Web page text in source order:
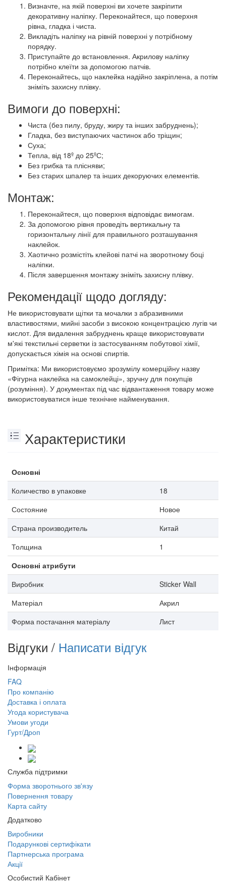
Визначте, на якій поверхні ви хочете закріпити
декоративну наліпку. Переконайтеся, що поверхня
рівна, гладка і чиста.
Викладіть наліпку на рівній поверхні у потрібному
порядку.
Приступайте до встановлення. Акрилову наліпку
потрібно клеїти за допомогою патчів.
Переконайтесь, що наклейка надійно закріплена, а потім
зніміть захисну плівку.
Вимоги до поверхні:
Чиста (без пилу, бруду, жиру та інших забруднень);
Гладка, без виступаючих частинок або тріщин;
Суха;
Тепла, від 18º до 25ºС;
Без грибка та плісняви;
Без старих шпалер та інших декоруючих елементів.
Монтаж:
Переконайтеся, що поверхня відповідає вимогам.
За допомогою рівня проведіть вертикальну та
горизонтальну лінії для правильного розташування
наклейок.
Хаотично розмістіть клейові патчі на зворотному боці
наліпки.
Після завершення монтажу зніміть захисну плівку.
Рекомендації щодо догляду:
Не використовувати щітки та мочалки з абразивними
властивостями, мийні засоби з високою концентрацією лугів чи
кислот. Для видалення забруднень краще використовувати
м'які текстильні серветки із застосуванням побутової хімії,
допускається хімія на основі спиртів.
Примітка: Ми використовуємо зрозумілу комерційну назву
«Фігурна наклейка на самоклейці», зручну для покупців
(розуміння). У документах під час відвантаження товару може
використовуватися інше технічне найменування.
Характеристики
Основні
Количество в упаковке
18
Состояние
Новое
Страна производитель
Китай
Толщина
1
Основні атрибути
Виробник
Sticker Wall
Матеріал
Акрил
Форма постачання матеріалу
Лист
Відгуки / Написати відгук
Інформація
FAQ
Про компанію
Доставка і оплата
Угода користувача
Умови угоди
Гурт/Дроп
Служба підтримки
Форма зворотнього зв'язу
Повернення товару
Карта сайту
Додатково
Виробники
Подарункові сертифікати
Партнерська програма
Акції
Особистий Кабінет